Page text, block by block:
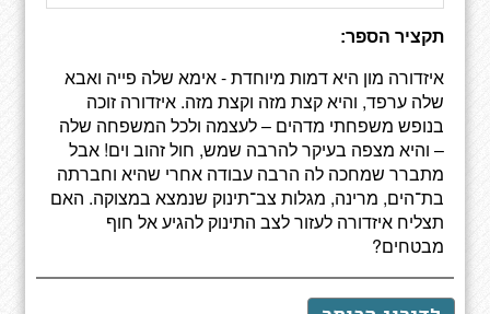
תקציר הספר:
איזדורה מון היא דמות מיוחדת - אימא שלה פייה ואבא
שלה ערפד, והיא קצת מזה וקצת מזה. איזדורה זוכה
בנופש משפחתי מדהים – לעצמה ולכל המשפחה שלה
– והיא מצפה בעיקר להרבה שמש, חול זהוב וים! אבל
מתברר שמחכה לה הרבה עבודה אחרי שהיא וחברתה
בת־הים, מרינה, מגלות צב־תינוק שנמצא במצוקה. האם
תצליח איזדורה לעזור לצב התינוק להגיע אל חוף
מבטחים?